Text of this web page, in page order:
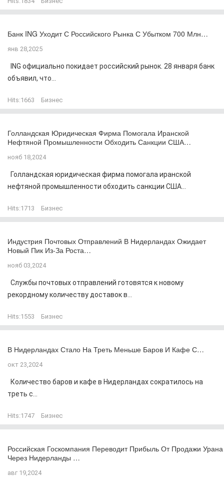
Банк ING Уходит С Российского Рынка С Убытком 700 Млн…
янв 28,2025
ING официально покидает российский рынок. 28 января банк
объявил, что...
Hits:1663 Бизнес
Голландская Юридическая Фирма Помогала Иранской
Нефтяной Промышленности Обходить Санкции США…
нояб 18,2024
Голландская юридическая фирма помогала иранской
нефтяной промышленности обходить санкции США...
Hits:1713 Бизнес
Индустрия Почтовых Отправлений В Нидерландах Ожидает
Новый Пик Из-За Роста…
нояб 03,2024
Службы почтовых отправлений готовятся к новому
рекордному количеству доставок в...
Hits:1553 Бизнес
В Нидерландах Стало На Треть Меньше Баров И Кафе С…
окт 23,2024
Количество баров и кафе в Нидерландах сократилось на
треть с...
Hits:1747 Бизнес
Российская Госкомпания Переводит Прибыль От Продажи Урана
Через Нидерланды …
авг 19,2024